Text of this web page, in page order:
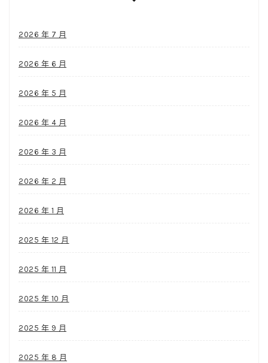
2026 年 7 月
2026 年 6 月
2026 年 5 月
2026 年 4 月
2026 年 3 月
2026 年 2 月
2026 年 1 月
2025 年 12 月
2025 年 11 月
2025 年 10 月
2025 年 9 月
2025 年 8 月